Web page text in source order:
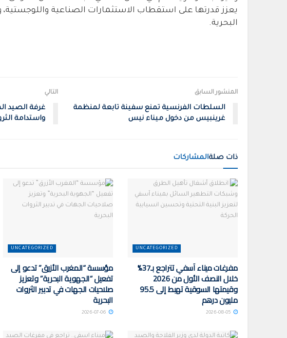
يعزز قدرتها على استقطاب الاستثمارات الصناعية واللوجستية،
البحرية.
المنشور السابق
السلطات الفرنسية تمنع سفينة تابعة لمنظمة
غرينبيس من دخول ميناء نيس
التالي
غرفة الصيد
واستدامة
ذات صلةالمشاركات
UNCATEGORIZED
مفرغات ميناء آسفي تتراجع بـ37%
خلال النصف الأول من 2026
وقيمتها السوقية تهبط إلى 95.5
مليون درهم
UNCATEGORIZED
مؤسسة “المغرب الأزرق” تدعو إلى
تفعيل “الجهوية البحرية” وتعزيز
صلاحيات الجهات في تدبير الثروات
البحرية